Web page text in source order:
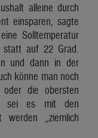
alleine durch
einsparen, sagte
Solltemperatur
auf 22 Grad.
und dann in der
könne man noch
oder die obersten
sei es mit den
werden „ziemlich